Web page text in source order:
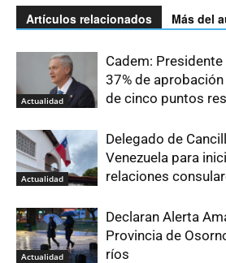
Artículos relacionados Más del
Actualidad
Cadem:
37% de
de cinco puntos
Actualidad
Delegado de
Venezuela para
relaciones
Actualidad
Declaran Alerta
Provincia de
ríos